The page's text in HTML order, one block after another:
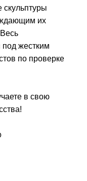
скульптуры
их
под жестким
по проверке
в свою